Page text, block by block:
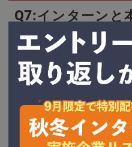
Q7:インターンと
は違
インターンと本選考では
用する企業が多いです。
しかし、適性検査は複数
たとえば、インターンと